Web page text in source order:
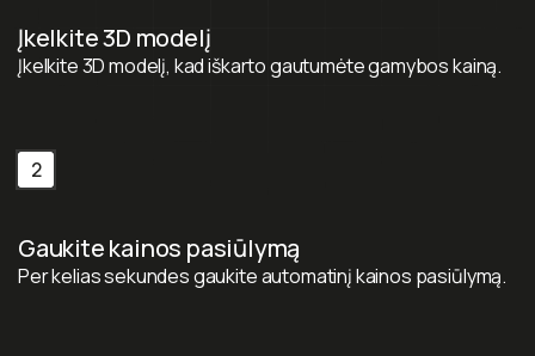
Įkelkite 3D modelį
Įkelkite 3D modelį, kad iškarto gautumėte gamybos kainą.
2
Gaukite kainos pasiūlymą
Per kelias sekundes gaukite automatinį kainos pasiūlymą.